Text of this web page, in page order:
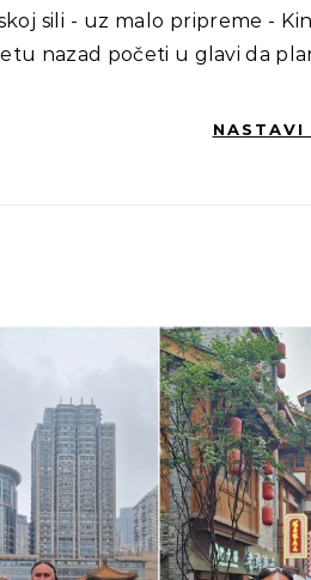
sili - uz malo pripreme -
nazad početi u glavi da
NASTAVI